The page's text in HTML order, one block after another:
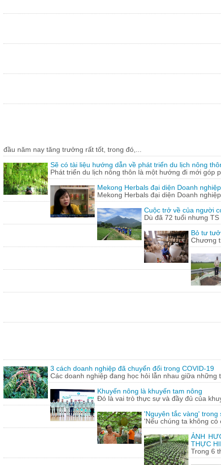
đầu năm nay tăng trưởng rất tốt, trong đó,...
Sẽ có tài liệu hướng dẫn về phát triển du lịch nông
Phát triển du lịch nông thôn là một hướng đi mới góp
Mekong Herbals đại diện Doanh
Mekong Herbals đại diện Doanh
Cuộc trở về của người
Dù đã 72 tuổi nhưng
Bỏ tư
Chương
3 cách doanh nghiệp đã chuyển đổi trong COVID-19
Các doanh nghiệp đang học hỏi lẫn nhau giữa những
Khuyến nông là khuyến tam nông
Đó là vai trò thực sự và đầy đủ của
'Nguyên tắc vàng' trong
'Nếu chúng ta không
ẢNH
THỰC
Trong 6